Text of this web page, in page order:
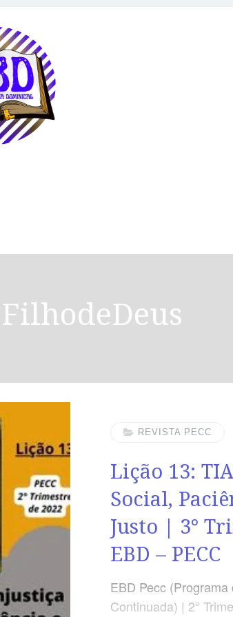
filhodeDeus
REVISTA PECC
Lição 13:
Social,
Justo | 3°
EBD – PECC
EBD Pecc
Continuada) | 2°